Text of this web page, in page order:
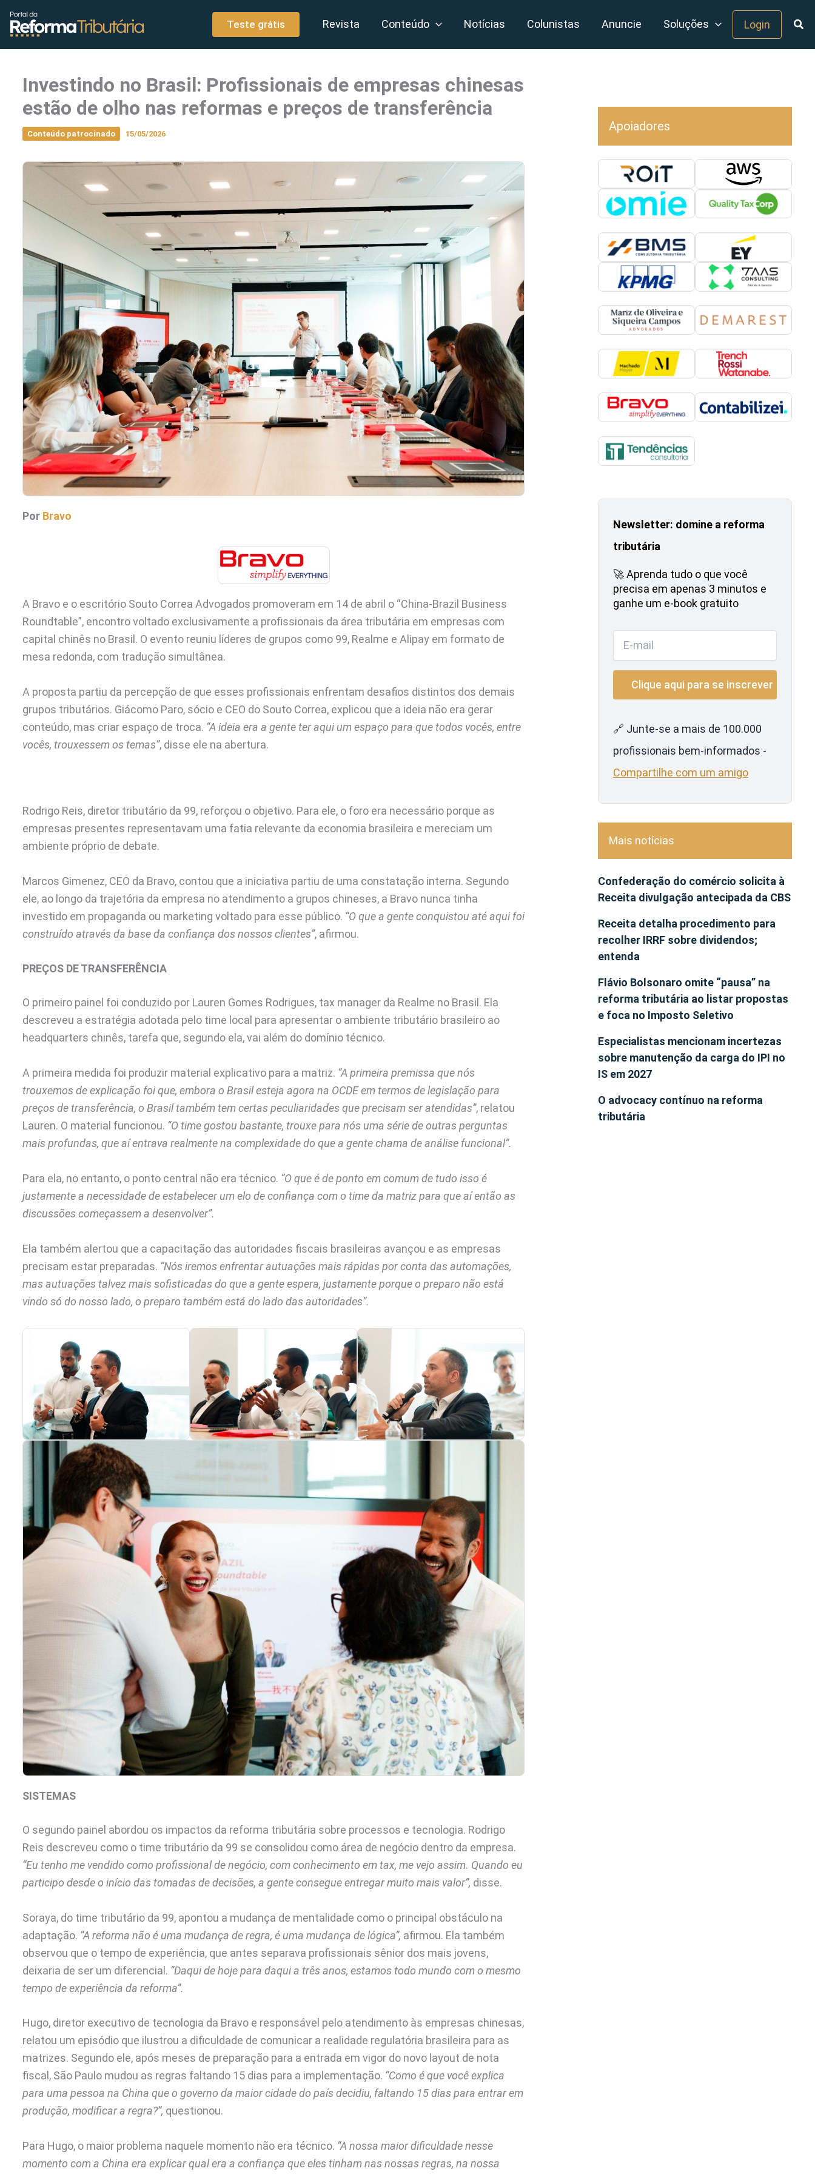
conteúdo
Teste grátis Revista Conteúdo Notícias Colunistas Anuncie Soluções Login
Investindo no Brasil: Profissionais de empresas chinesas
estão de olho nas reformas e preços de transferência
Conteúdo patrocinado 15/05/2026
Por Bravo
A Bravo e o escritório Souto Correa Advogados promoveram em 14 de abril o “China-Brazil Business
Roundtable”, encontro voltado exclusivamente a profissionais da área tributária em empresas com
capital chinês no Brasil. O evento reuniu líderes de grupos como 99, Realme e Alipay em formato de
mesa redonda, com tradução simultânea.
A proposta partiu da percepção de que esses profissionais enfrentam desafios distintos dos demais
grupos tributários. Giácomo Paro, sócio e CEO do Souto Correa, explicou que a ideia não era gerar
conteúdo, mas criar espaço de troca. “A ideia era a gente ter aqui um espaço para que todos vocês, entre
vocês, trouxessem os temas”, disse ele na abertura.
Rodrigo Reis, diretor tributário da 99, reforçou o objetivo. Para ele, o foro era necessário porque as
empresas presentes representavam uma fatia relevante da economia brasileira e mereciam um
ambiente próprio de debate.
Marcos Gimenez, CEO da Bravo, contou que a iniciativa partiu de uma constatação interna. Segundo
ele, ao longo da trajetória da empresa no atendimento a grupos chineses, a Bravo nunca tinha
investido em propaganda ou marketing voltado para esse público. “O que a gente conquistou até aqui foi
construído através da base da confiança dos nossos clientes”, afirmou.
PREÇOS DE TRANSFERÊNCIA
O primeiro painel foi conduzido por Lauren Gomes Rodrigues, tax manager da Realme no Brasil. Ela
descreveu a estratégia adotada pelo time local para apresentar o ambiente tributário brasileiro ao
headquarters chinês, tarefa que, segundo ela, vai além do domínio técnico.
A primeira medida foi produzir material explicativo para a matriz. “A primeira premissa que nós
trouxemos de explicação foi que, embora o Brasil esteja agora na OCDE em termos de legislação para
preços de transferência, o Brasil também tem certas peculiaridades que precisam ser atendidas”, relatou
Lauren. O material funcionou. “O time gostou bastante, trouxe para nós uma série de outras perguntas
mais profundas, que aí entrava realmente na complexidade do que a gente chama de análise funcional”.
Para ela, no entanto, o ponto central não era técnico. “O que é de ponto em comum de tudo isso é
justamente a necessidade de estabelecer um elo de confiança com o time da matriz para que aí então as
discussões começassem a desenvolver”.
Ela também alertou que a capacitação das autoridades fiscais brasileiras avançou e as empresas
precisam estar preparadas. “Nós iremos enfrentar autuações mais rápidas por conta das automações,
mas autuações talvez mais sofisticadas do que a gente espera, justamente porque o preparo não está
vindo só do nosso lado, o preparo também está do lado das autoridades”.
SISTEMAS
O segundo painel abordou os impactos da reforma tributária sobre processos e tecnologia. Rodrigo
Reis descreveu como o time tributário da 99 se consolidou como área de negócio dentro da empresa.
“Eu tenho me vendido como profissional de negócio, com conhecimento em tax, me vejo assim. Quando eu
participo desde o início das tomadas de decisões, a gente consegue entregar muito mais valor”, disse.
Soraya, do time tributário da 99, apontou a mudança de mentalidade como o principal obstáculo na
adaptação. “A reforma não é uma mudança de regra, é uma mudança de lógica”, afirmou. Ela também
observou que o tempo de experiência, que antes separava profissionais sênior dos mais jovens,
deixaria de ser um diferencial. “Daqui de hoje para daqui a três anos, estamos todo mundo com o mesmo
tempo de experiência da reforma”.
Hugo, diretor executivo de tecnologia da Bravo e responsável pelo atendimento às empresas chinesas,
relatou um episódio que ilustrou a dificuldade de comunicar a realidade regulatória brasileira para as
matrizes. Segundo ele, após meses de preparação para a entrada em vigor do novo layout de nota
fiscal, São Paulo mudou as regras faltando 15 dias para a implementação. “Como é que você explica
para uma pessoa na China que o governo da maior cidade do país decidiu, faltando 15 dias para entrar em
produção, modificar a regra?”, questionou.
Para Hugo, o maior problema naquele momento não era técnico. “A nossa maior dificuldade nesse
momento com a China era explicar qual era a confiança que eles tinham nas nossas regras, na nossa
Apoiadores
Newsletter: domine a reforma
tributária
🚀 Aprenda tudo o que você
precisa em apenas 3 minutos e
ganhe um e-book gratuito
🔗 Junte-se a mais de 100.000
profissionais bem-informados -
Compartilhe com um amigo
Mais notícias
Confederação do comércio solicita à
Receita divulgação antecipada da CBS
Receita detalha procedimento para
recolher IRRF sobre dividendos;
entenda
Flávio Bolsonaro omite “pausa” na
reforma tributária ao listar propostas
e foca no Imposto Seletivo
Especialistas mencionam incertezas
sobre manutenção da carga do IPI no
IS em 2027
O advocacy contínuo na reforma
tributária